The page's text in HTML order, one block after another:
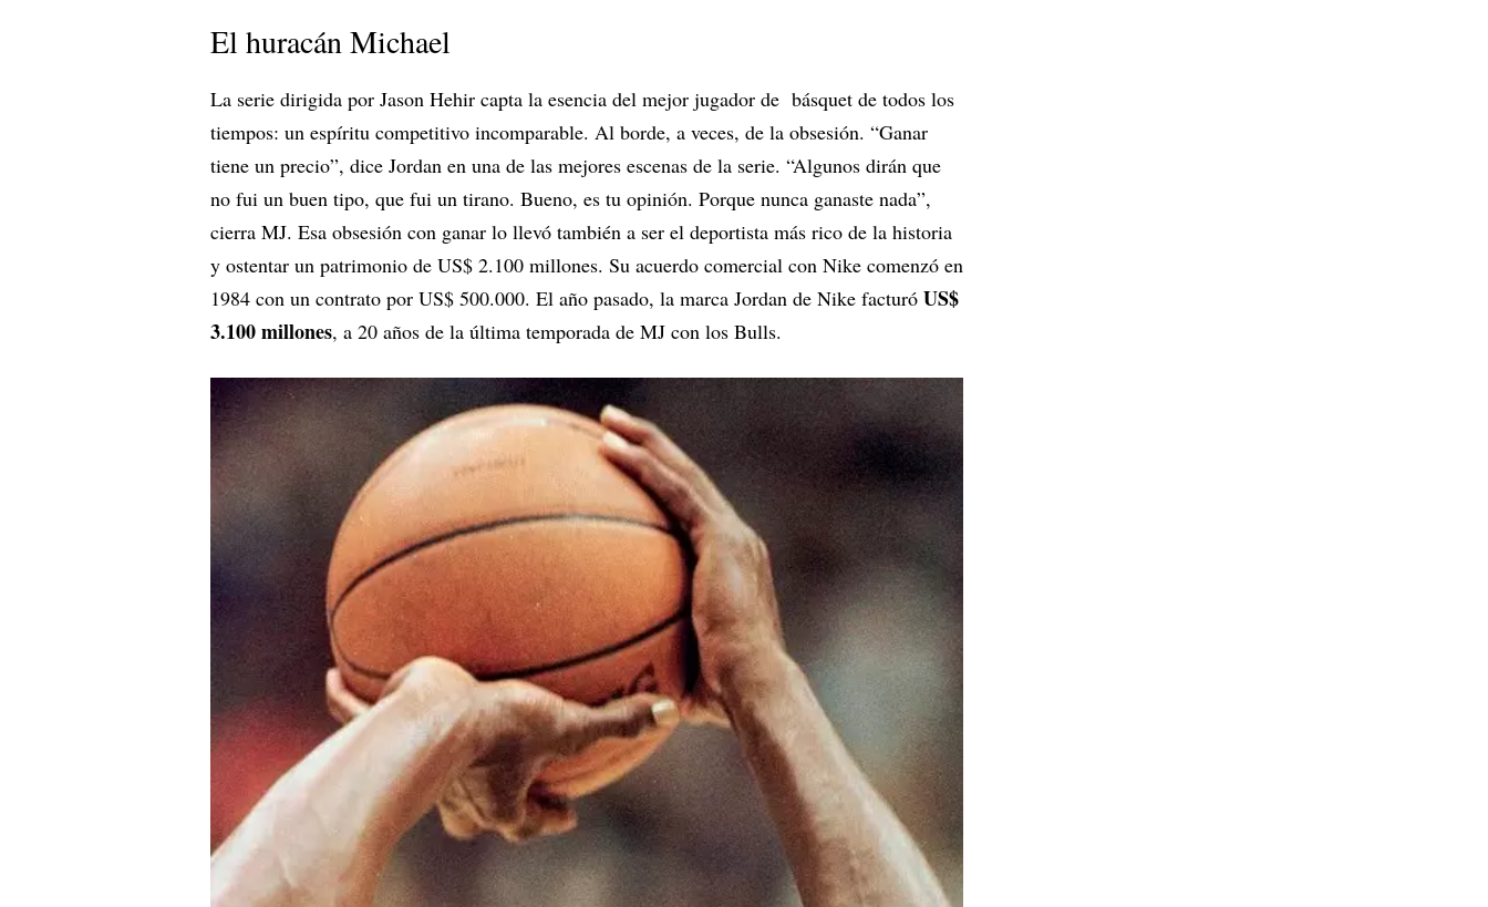
El huracán Michael
La serie dirigida por Jason Hehir capta la esencia del mejor jugador de básquet de todos los
tiempos: un espíritu competitivo incomparable. Al borde, a veces, de la obsesión. “Ganar
tiene un precio”, dice Jordan en una de las mejores escenas de la serie. “Algunos dirán que
no fui un buen tipo, que fui un tirano. Bueno, es tu opinión. Porque nunca ganaste nada”,
cierra MJ. Esa obsesión con ganar lo llevó también a ser el deportista más rico de la historia
y ostentar un patrimonio de US$ 2.100 millones. Su acuerdo comercial con Nike comenzó en
1984 con un contrato por US$ 500.000. El año pasado, la marca Jordan de Nike facturó US$
3.100 millones, a 20 años de la última temporada de MJ con los Bulls.